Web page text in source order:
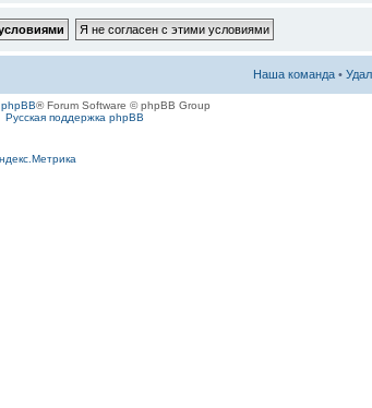
Наша команда •
phpBB® Forum Software © phpBB Group
Русская поддержка phpBB